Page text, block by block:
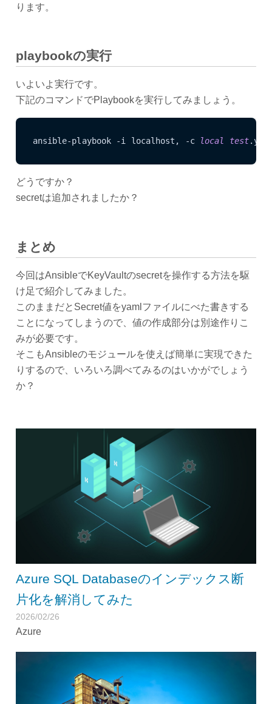
ります。
playbookの実行
いよいよ実行です。
下記のコマンドでPlaybookを実行してみましょう。
ansible-playbook -i localhost, -c local test.yml
どうですか？
secretは追加されましたか？
まとめ
今回はAnsibleでKeyVaultのsecretを操作する方法を駆
け足で紹介してみました。
このままだとSecret値をyamlファイルにべた書きする
ことになってしまうので、値の作成部分は別途作りこ
みが必要です。
そこもAnsibleのモジュールを使えば簡単に実現できた
りするので、いろいろ調べてみるのはいかがでしょう
か？
Azure SQL Databaseのインデックス断
片化を解消してみた
2026/02/26
Azure